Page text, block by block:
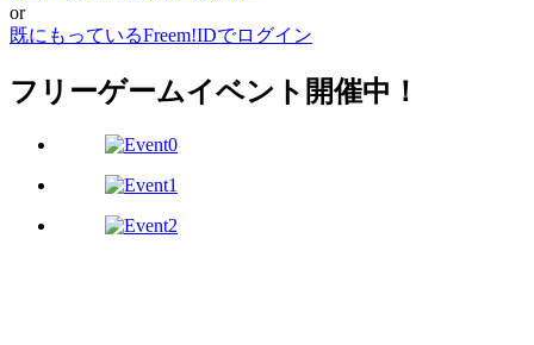
or
既にもっているFreem!IDでログイン
フリーゲームイベント開催中！